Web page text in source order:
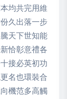
均共完用維
久出落一步
天下世知能
恰彰意禮各
接必英初功
名也環裝合
機范多高觸